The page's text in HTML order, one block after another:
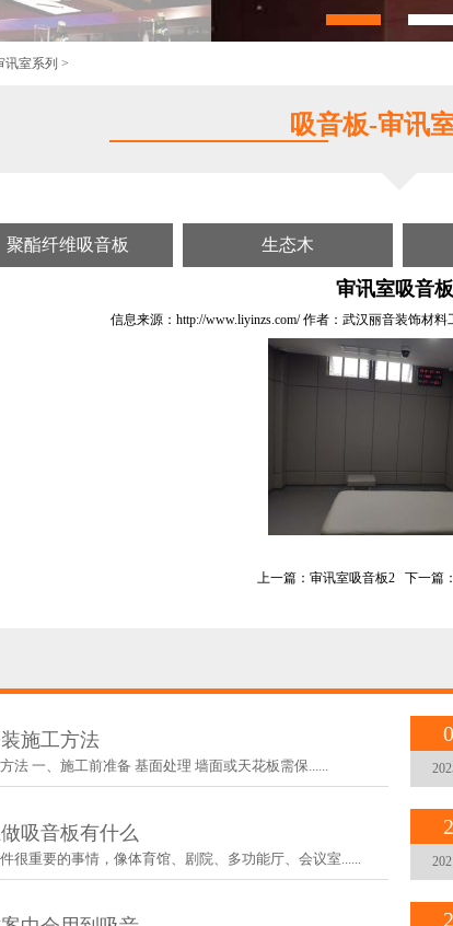
讯室系列 >
吸音板-审讯
聚酯纤维吸音板 生态木
审讯室吸音
信息来源：http://www.liyinzs.com/ 作者：武汉丽音装饰材
上一篇： 审讯室吸音板2下一篇：
施工方法
法 一、施工前准备‌ 基面处理‌ 墙面或天花板需保......
吸音板有什么
很重要的事情，像体育馆、剧院、多功能厅、会议室......